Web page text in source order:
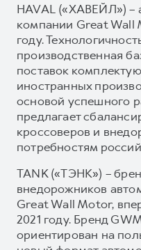
HAVAL («ХАВЕЙЛ») –
компании Great Wall
году.
производственная
поставок
иностранных
основой успешного
предлагает
кроссоверов и
потребностям
TANK («ТЭНК») –
внедорожников
Great Wall Motor,
2021 году. Бренд
ориентирован на